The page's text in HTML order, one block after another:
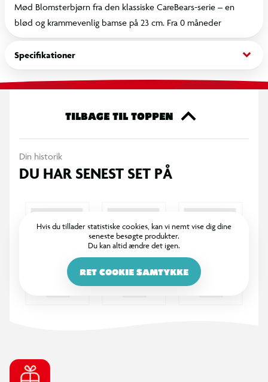
Mød Blomsterbjørn fra den klassiske CareBears-serie – en
blød og krammevenlig bamse på 23 cm. Fra 0 måneder
Specifikationer keyboard_arrow_down
TILBAGE TIL TOPPEN
Din historik
DU HAR SENEST SET PÅ
Hvis du tillader statistiske cookies, kan vi nemt vise dig dine
seneste besøgte produkter.
Du kan altid ændre det igen.
RET COOKIE SAMTYKKE